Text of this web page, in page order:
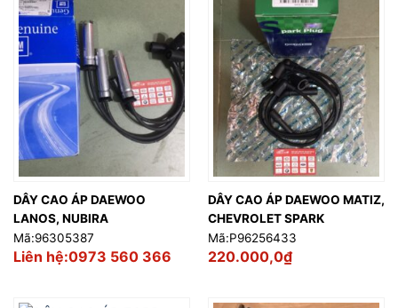
DÂY CAO ÁP DAEWOO
LANOS, NUBIRA
Mã:96305387
Liên hệ:0973 560 366
DÂY CAO ÁP DAEWOO MATIZ,
CHEVROLET SPARK
Mã:P96256433
220.000,0₫